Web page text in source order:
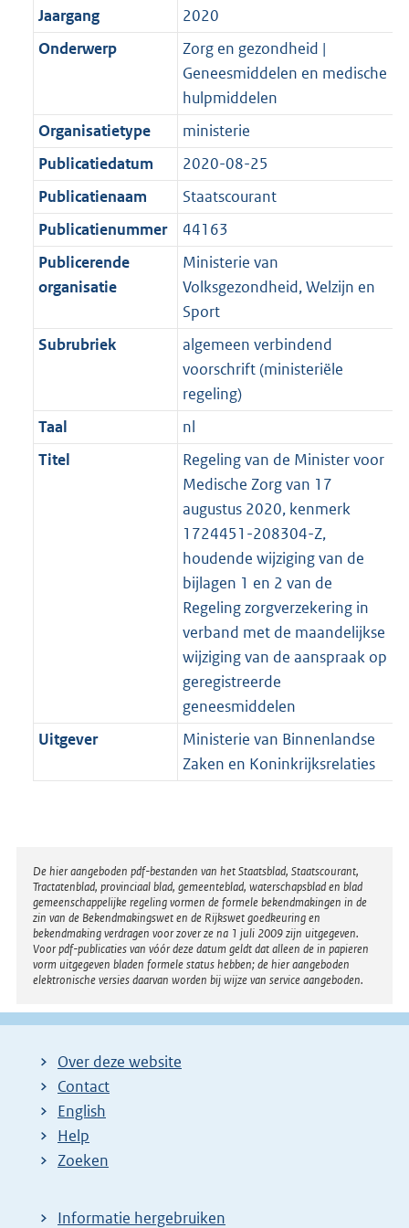
a
t
a
a
m
a
r
m
:
2
K
b
e
:
2
K
Jaargang
2020
Onderwerp
Zorg en gezondheid |
Geneesmiddelen en medische
hulpmiddelen
Organisatietype
ministerie
Publicatiedatum
2020-08-25
Publicatienaam
Staatscourant
Publicatienummer
44163
Publicerende
organisatie
Ministerie van
Volksgezondheid, Welzijn en
Sport
Subrubriek
algemeen verbindend
voorschrift (ministeriële
regeling)
Taal
nl
Titel
Regeling van de Minister voor
Medische Zorg van 17
augustus 2020, kenmerk
1724451-208304-Z,
houdende wijziging van de
bijlagen 1 en 2 van de
Regeling zorgverzekering in
verband met de maandelijkse
wijziging van de aanspraak op
geregistreerde
geneesmiddelen
Uitgever
Ministerie van Binnenlandse
Zaken en Koninkrijksrelaties
Disclaimer
De hier aangeboden pdf-bestanden van het Staatsblad, Staatscourant,
Tractatenblad, provinciaal blad, gemeenteblad, waterschapsblad en blad
gemeenschappelijke regeling vormen de formele bekendmakingen in de
zin van de Bekendmakingswet en de Rijkswet goedkeuring en
bekendmaking verdragen voor zover ze na 1 juli 2009 zijn uitgegeven.
Voor pdf-publicaties van vóór deze datum geldt dat alleen de in papieren
vorm uitgegeven bladen formele status hebben; de hier aangeboden
elektronische versies daarvan worden bij wijze van service aangeboden.
Over deze website
Contact
English
Help
Zoeken
Informatie hergebruiken